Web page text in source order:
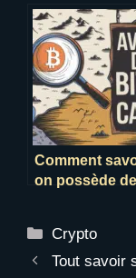
perdre plus
prévu !
Comment
on possède
Catégories
Crypto
Tout savoir